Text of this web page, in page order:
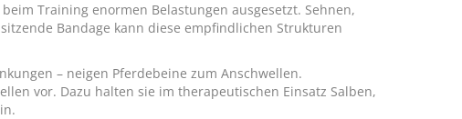
Training enormen Belastungen ausgesetzt. Sehnen,
Bandage kann diese empfindlichen Strukturen
– neigen Pferdebeine zum Anschwellen.
vor. Dazu halten sie im therapeutischen Einsatz Salben,